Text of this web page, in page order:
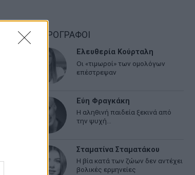
ΑΡΘΡΟΓΡΑΦΟΙ
Ελευθερία Κούρταλη
Οι «τιμωροί» των ομολόγων
επέστρεψαν
Εύη Φραγκάκη
Η αληθινή παιδεία ξεκινά από
την ψυχή…
Σταματίνα Σταματάκου
Η βία κατά των ζώων δεν αντέχει
βολικές ερμηνείες